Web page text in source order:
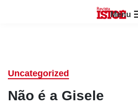
Menu
Uncategorized
Não é a Gisele